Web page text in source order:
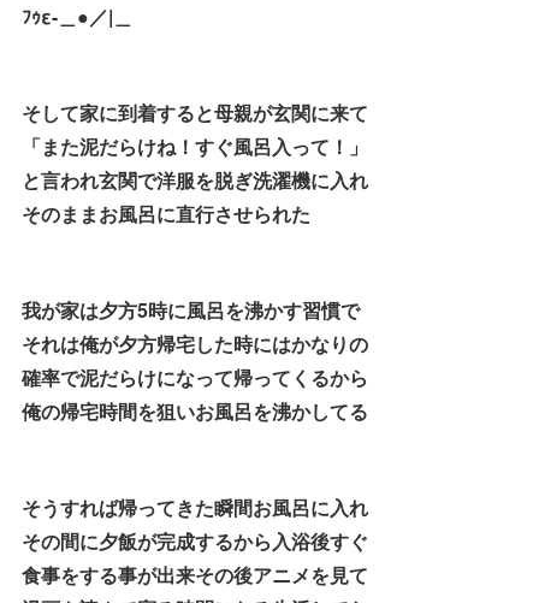
ﾌｩε-＿●／|＿
そして家に到着すると母親が玄関に来て
「また泥だらけね！すぐ風呂入って！」
と言われ玄関で洋服を脱ぎ洗濯機に入れ
そのままお風呂に直行させられた
我が家は夕方5時に風呂を沸かす習慣で
それは俺が夕方帰宅した時にはかなりの
確率で泥だらけになって帰ってくるから
俺の帰宅時間を狙いお風呂を沸かしてる
そうすれば帰ってきた瞬間お風呂に入れ
その間に夕飯が完成するから入浴後すぐ
食事をする事が出来その後アニメを見て